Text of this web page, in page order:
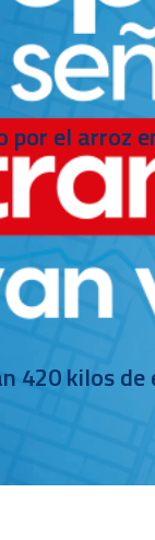
el arroz
420 kilos